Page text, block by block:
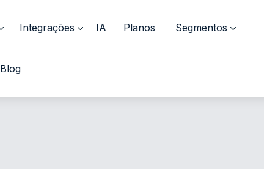
Integrações IA Planos Segmentos
Blog